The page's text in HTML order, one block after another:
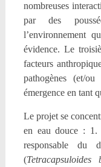
nombreuses
par des
l’environnement
évidence. Le
facteurs
pathogènes (et/
émergence en tant
Le projet se
en eau douce : 1.
responsable du
(Tetracapsuloides